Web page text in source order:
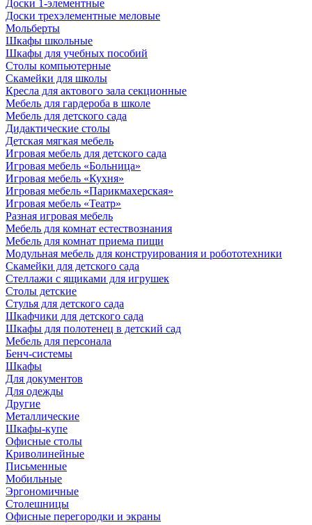
Доски 1-элементные
Доски трехэлементные меловые
Мольберты
Шкафы школьные
Шкафы для учебных пособий
Столы компьютерные
Скамейки для школы
Кресла для актового зала секционные
Мебель для гардероба в школе
Мебель для детского сада
Дидактические столы
Детская мягкая мебель
Игровая мебель для детского сада
Игровая мебель «Больница»
Игровая мебель «Кухня»
Игровая мебель «Парикмахерская»
Игровая мебель «Театр»
Разная игровая мебель
Мебель для комнат естествознания
Мебель для комнат приема пищи
Модульная мебель для конструирования и робототехники
Скамейки для детского сада
Стеллажи с ящиками для игрушек
Столы детские
Стулья для детского сада
Шкафчики для детского сада
Шкафы для полотенец в детский сад
Мебель для персонала
Бенч-системы
Шкафы
Для документов
Для одежды
Другие
Металлические
Шкафы-купе
Офисные столы
Криволинейные
Письменные
Мобильные
Эргономичные
Столешницы
Офисные перегородки и экраны